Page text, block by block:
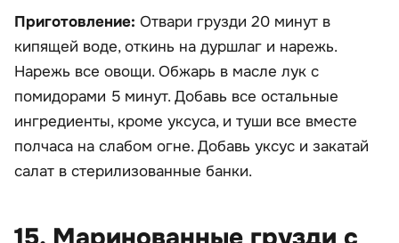
Приготовление: Отвари грузди 20 минут в
кипящей воде, откинь на дуршлаг и нарежь.
Нарежь все овощи. Обжарь в масле лук с
помидорами 5 минут. Добавь все остальные
ингредиенты, кроме уксуса, и туши все вместе
полчаса на слабом огне. Добавь уксус и закатай
салат в стерилизованные банки.